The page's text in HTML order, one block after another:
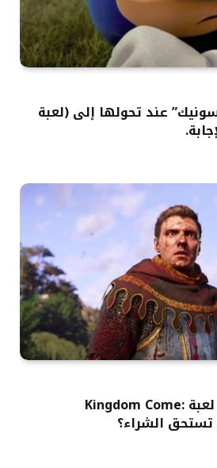
عند تحولها إلى (لعبة
فشل إضافي يلاحق لعبة Kingdom Come: